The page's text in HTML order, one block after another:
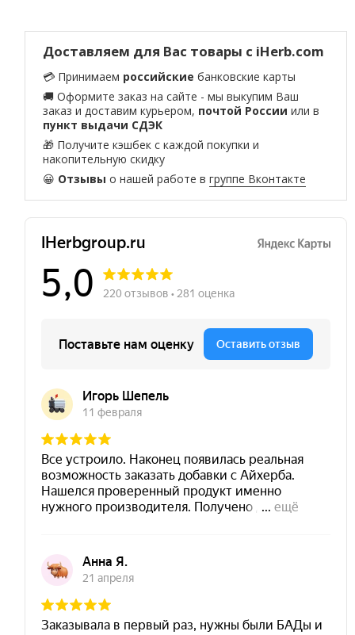
Доставляем для Вас товары с iHerb.com
💳 Принимаем российские банковские карты
🚚 Оформите заказ на сайте - мы выкупим Ваш
заказ и доставим курьером, почтой России или в
пункт выдачи СДЭК
🎁 Получите кэшбек с каждой покупки и
накопительную скидку
😀 Отзывы о нашей работе вгруппе Вконтакте